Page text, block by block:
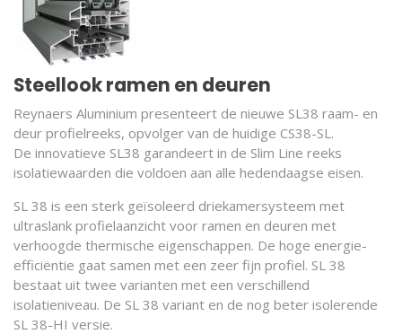
Steellook ramen en deuren
Reynaers Aluminium presenteert de nieuwe SL38 raam- en
deur profielreeks, opvolger van de huidige CS38-SL.
De innovatieve SL38 garandeert in de Slim Line reeks
isolatiewaarden die voldoen aan alle hedendaagse eisen.
SL 38 is een sterk geïsoleerd driekamersysteem met
ultraslank profielaanzicht voor ramen en deuren met
verhoogde thermische eigenschappen. De hoge energie-
efficiëntie gaat samen met een zeer fijn profiel. SL 38
bestaat uit twee varianten met een verschillend
isolatieniveau. De SL 38 variant en de nog beter isolerende
SL 38-HI versie.